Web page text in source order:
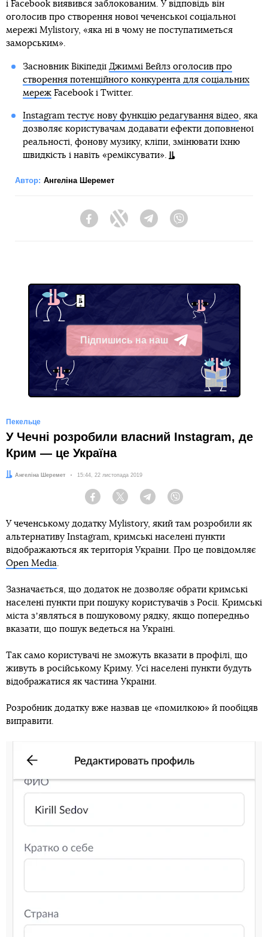
і Facebook виявився заблокованим. У відповідь він
оголосив про створення нової чеченської соціальної
мережі Mylistory, «яка ні в чому не поступатиметься
заморським».
Засновник Вікіпедії Джиммі Вейлз оголосив про
створення потенційного конкурента для соціальних
мережFacebook і Twitter.
Instagram тестує нову функцію редагування відео, яка
дозволяє користувачам додавати ефекти доповненої
реальності, фонову музику, кліпи, змінювати їхню
швидкість і навіть «реміксувати».
Автор: Ангеліна Шеремет
FacebookTwitter Telegram
Підпишись на наш
Telegram
Пекельце
У Чечні розробили власний Instagram, де
Крим — це Україна
Автор:
Ангеліна Шеремет Дата:
15:44, 22 листопада 2019
Facebook Twitter Telegram
У чеченському додатку Mylistory, який там розробили як
альтернативу Instagram, кримські населені пункти
відображаються як територія України. Про це повідомляє
Open Media.
Зазначається, що додаток не дозволяє обрати кримські
населені пункти при пошуку користувачів з Росії. Кримські
міста зʼявляться в пошуковому рядку, якщо попередньо
вказати, що пошук ведеться на Україні.
Так само користувачі не зможуть вказати в профілі, що
живуть в російському Криму. Усі населені пункти будуть
відображатися як частина України.
Розробник додатку вже назвав це «помилкою» й пообіцяв
виправити.